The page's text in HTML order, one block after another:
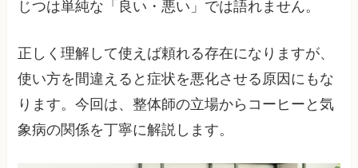
じつは単純な「良い・悪い」では語れません。
正しく理解して使えば頼れる存在になりますが、
使い方を間違えると症状を悪化させる原因にもな
ります。今回は、整体師の立場からコーヒーと気
象病の関係を丁寧に解説します。